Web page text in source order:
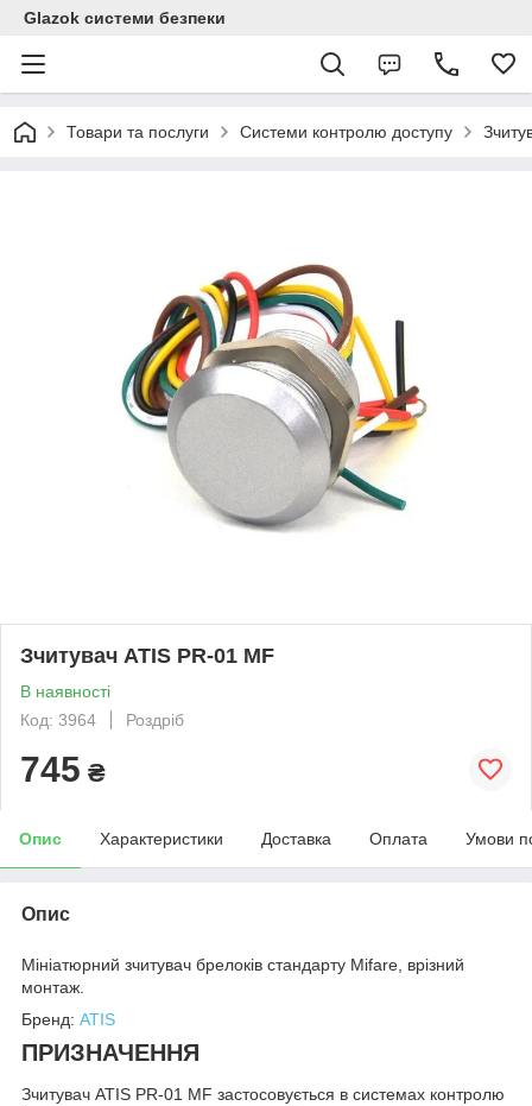
Glazok системи безпеки
Товари та послуги Системи контролю доступу
Зчитувач ATIS PR-01 MF
В наявності
Код: 3964
Роздріб
745 ₴
Опис Характеристики Доставка Оплата Умови
Опис
Мініатюрний зчитувач брелоків стандарту Mifare, врізний
монтаж.
Бренд: ATIS
ПРИЗНАЧЕННЯ
Зчитувач ATIS PR-01 MF застосовується в системах контролю